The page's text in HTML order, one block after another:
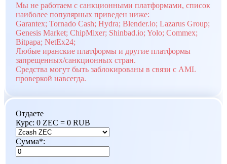
Мы не работаем с санкционными платформами, список
наиболее популярных приведен ниже:
Garantex; Tornado Cash; Hydra; Blender.io; Lazarus Group;
Genesis Market; ChipMixer; Shinbad.io; Yolo; Commex;
Bitpapa; NetEx24;
Любые иранские платформы и другие платформы
запрещенных/санкционных стран.
Средства могут быть заблокированы в связи с AML
проверкой навсегда.
Отдаете
Курс: 0 ZEC = 0 RUB
Сумма*: